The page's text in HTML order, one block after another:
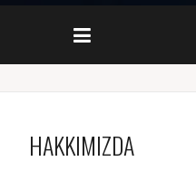
HAKKIMIZDA